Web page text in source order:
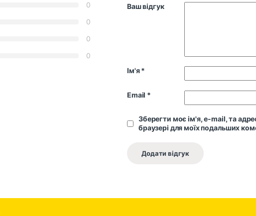
0
0
0
0
Ваш відгук
Ім'я*
Email *
Зберегти моє ім'я, e-mail, та
браузері для моїх подальших